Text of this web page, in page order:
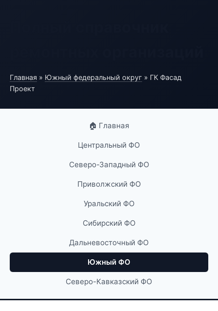
Главная » Южный федеральный округ » ГК Фасад
Проект
🏠 Главная
Центральный ФО
Северо-Западный ФО
Приволжский ФО
Уральский ФО
Сибирский ФО
Дальневосточный ФО
Южный ФО
Северо-Кавказский ФО